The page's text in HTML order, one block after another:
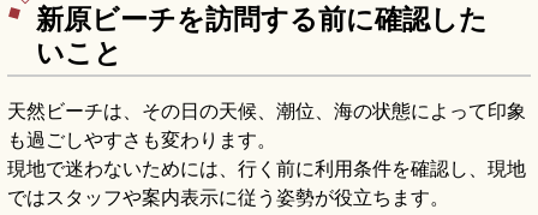
新原ビーチを訪問する前に確認した
いこと
天然ビーチは、その日の天候、潮位、海の状態によって印象
も過ごしやすさも変わります。
現地で迷わないためには、行く前に利用条件を確認し、現地
ではスタッフや案内表示に従う姿勢が役立ちます。